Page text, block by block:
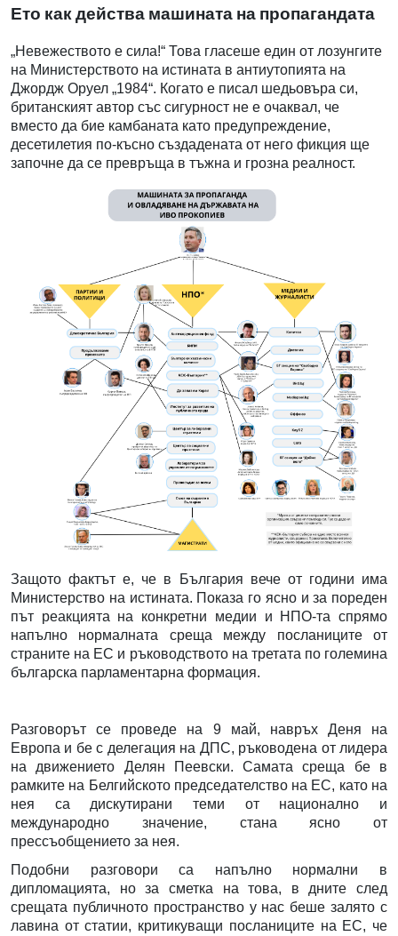
Ето как действа машината на пропагандата
„Невежеството е сила!“ Това гласеше един от лозунгите
на Министерството на истината в антиутопията на
Джордж Оруел „1984“. Когато е писал шедьовъра си,
британският автор със сигурност не е очаквал, че
вместо да бие камбаната като предупреждение,
десетилетия по-късно създадената от него фикция ще
започне да се превръща в тъжна и грозна реалност.
Защото фактът е, че в България вече от години има
Министерство на истината. Показа го ясно и за пореден
път реакцията на конкретни медии и НПО-та спрямо
напълно нормалната среща между посланиците от
страните на ЕС и ръководството на третата по големина
българска парламентарна формация.
Разговорът се проведе на 9 май, навръх Деня на
Европа и бе с делегация на ДПС, ръководена от лидера
на движението Делян Пеевски. Самата среща бе в
рамките на Белгийското председателство на ЕС, като на
нея са дискутирани теми от национално и
международно значение, стана ясно от
прессъобщението за нея.
Подобни разговори са напълно нормални в
дипломацията, но за сметка на това, в дните след
срещата публичното пространство у нас беше залято с
лавина от статии, критикуващи посланиците на ЕС, че